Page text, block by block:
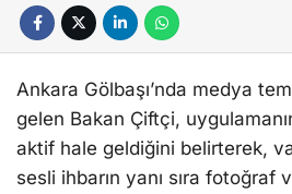
Ankara Gölbaşı’nda medya
gelen Bakan Çiftçi,
aktif hale geldiğini belirterek,
sesli ihbarın yanı sıra fotoğraf